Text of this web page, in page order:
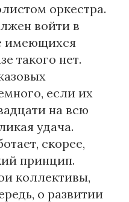
оркестра.
войти в
имеющихся
такого нет.
если их
на всю
удача.
скорее,
принцип.
коллективы,
о развитии